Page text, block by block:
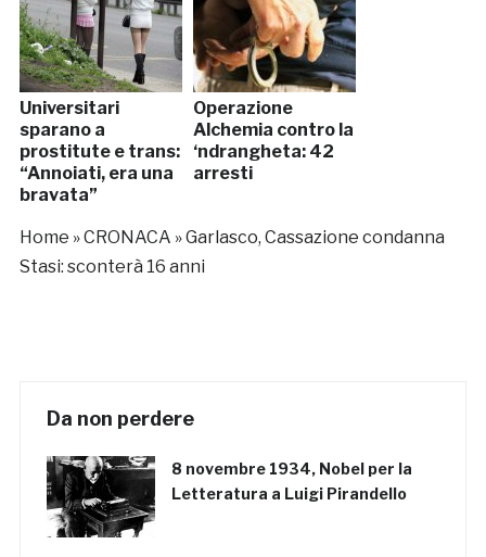
Universitari
sparano a
prostitute e trans:
“Annoiati, era una
bravata”
Operazione
Alchemia contro la
‘ndrangheta: 42
arresti
Home »CRONACA »Garlasco, Cassazione condanna
Stasi: sconterà 16 anni
Da non perdere
8 novembre 1934, Nobel per la
Letteratura a Luigi Pirandello